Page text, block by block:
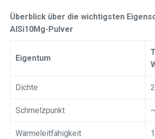
Überblick über die wichtigsten
AlSi10Mg-Pulver
Eigentum
Dichte
Schmelzpunkt
Wärmeleitfähigkeit